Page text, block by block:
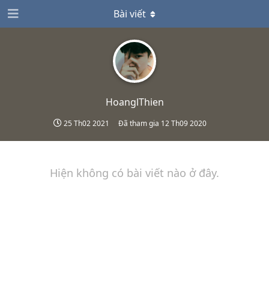
HoanglThien
25 Th02 2021 Đã tham gia 12 Th09 2020
Bài viết
Hiện không có bài viết nào ở đây.